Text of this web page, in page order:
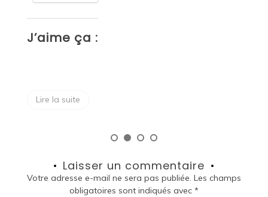
J’aime ça :
Lire la suite
Laisser un commentaire
Votre adresse e-mail ne sera pas publiée. Les champs
obligatoires sont indiqués avec *